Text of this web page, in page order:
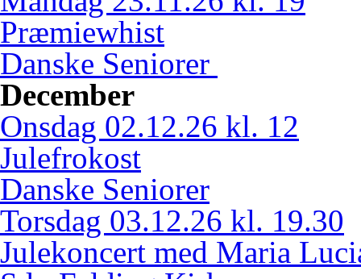
Præmiewhist
Danske Seniorer
December
Onsdag 02.12.26 kl. 12
Julefrokost
Danske Seniorer
Torsdag 03.12.26 kl. 19.30
Julekoncert med Maria